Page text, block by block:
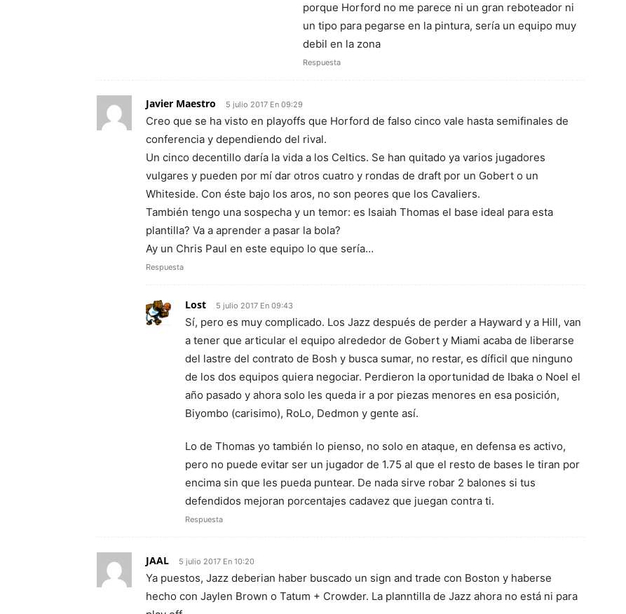
porque Horford no me parece ni un gran reboteador ni
un tipo para pegarse en la pintura, sería un equipo muy
debil en la zona
Respuesta
Javier Maestro 5 julio 2017 En 09:29
Creo que se ha visto en playoffs que Horford de falso cinco vale hasta semifinales de
conferencia y dependiendo del rival.
Un cinco decentillo daría la vida a los Celtics. Se han quitado ya varios jugadores
vulgares y pueden por mí dar otros cuatro y rondas de draft por un Gobert o un
Whiteside. Con éste bajo los aros, no son peores que los Cavaliers.
También tengo una sospecha y un temor: es Isaiah Thomas el base ideal para esta
plantilla? Va a aprender a pasar la bola?
Ay un Chris Paul en este equipo lo que sería…
Respuesta
Lost 5 julio 2017 En 09:43
Sí, pero es muy complicado. Los Jazz después de perder a Hayward y a Hill, van
a tener que articular el equipo alrededor de Gobert y Miami acaba de liberarse
del lastre del contrato de Bosh y busca sumar, no restar, es díficil que ninguno
de los dos equipos quiera negociar. Perdieron la oportunidad de Ibaka o Noel el
año pasado y ahora solo les queda ir a por piezas menores en esa posición,
Biyombo (carisimo), RoLo, Dedmon y gente así.
Lo de Thomas yo también lo pienso, no solo en ataque, en defensa es activo,
pero no puede evitar ser un jugador de 1.75 al que el resto de bases le tiran por
encima sin que les pueda puntear. De nada sirve robar 2 balones si tus
defendidos mejoran porcentajes cadavez que juegan contra ti.
Respuesta
JAAL 5 julio 2017 En 10:20
Ya puestos, Jazz deberian haber buscado un sign and trade con Boston y haberse
hecho con Jaylen Brown o Tatum + Crowder. La planntilla de Jazz ahora no está ni para